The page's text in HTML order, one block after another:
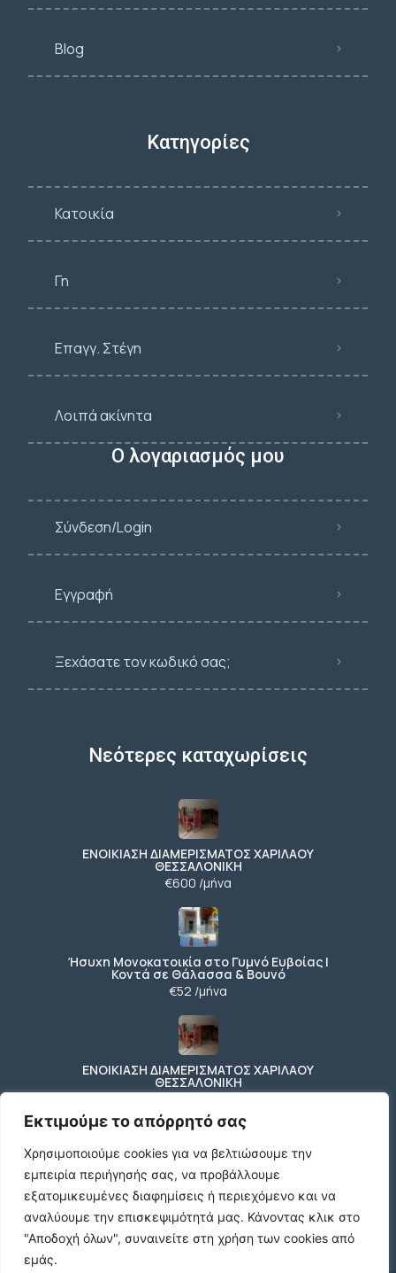
Εκτιμούμε το απόρρητό σας
Χρησιμοποιούμε cookies για να βελτιώσουμε την
εμπειρία περιήγησής σας, να προβάλλουμε
εξατομικευμένες διαφημίσεις ή περιεχόμενο και να
αναλύουμε την επισκεψιμότητά μας. Κάνοντας κλικ στο
"Αποδοχή όλων", συναινείτε στη χρήση των cookies από
εμάς.
Blog
Κατηγορίες
Κατοικία
Γη
Επαγγ. Στέγη
Λοιπά ακίνητα
Ο λογαριασμός μου
Σύνδεση/Login
Εγγραφή
Ξεχάσατε τον κωδικό σας;
Νεότερες καταχωρίσεις
ΕΝΟΙΚΙΑΣΗ ΔΙΑΜΕΡΙΣΜΑΤΟΣ ΧΑΡΙΛΑΟΥ
ΘΕΣΣΑΛΟΝΙΚΗ
€600 /μήνα
Ήσυχη Μονοκατοικία στο Γυμνό Ευβοίας |
Κοντά σε Θάλασσα & Βουνό
€52 /μήνα
ΕΝΟΙΚΙΑΣΗ ΔΙΑΜΕΡΙΣΜΑΤΟΣ ΧΑΡΙΛΑΟΥ
ΘΕΣΣΑΛΟΝΙΚΗ
Κωδικος ακινητου Μ480 καταστημα στον
Ευοσμο
€500 /μήνα